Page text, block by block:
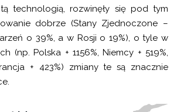
technologią, rozwinęły się pod tym
dobrze (Stany Zjednoczone –
o 39%, a w Rosji o 19%), o tyle w
(np. Polska + 1156%, Niemcy + 519%,
+ 423%) zmiany te są znacznie